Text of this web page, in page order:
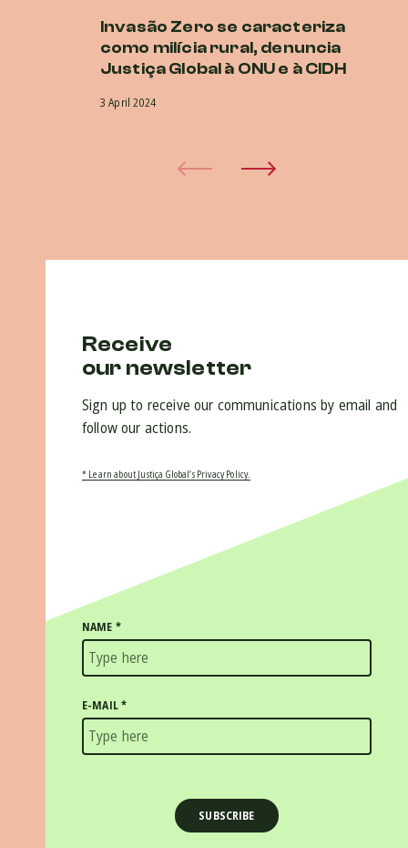
Invasão Zero se caracteriza
como milícia rural, denuncia
Justiça Global à ONU e à CIDH
3 April 2024
Receive
our newsletter
Sign up to receive our communications by email and
follow our actions.
* Learn about Justiça Global’s Privacy Policy.
NAME *
E-MAIL*